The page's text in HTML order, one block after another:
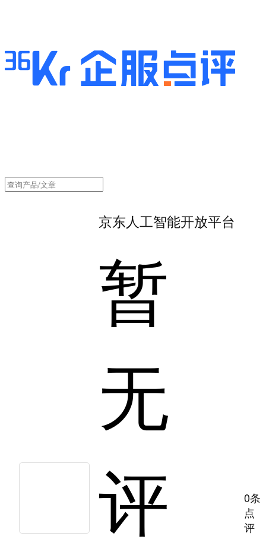
京东人工智能开放平台
暂
无
评
0条
点
评